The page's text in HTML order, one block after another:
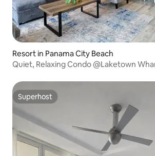
Resort in Panama City Beach
Quiet, Relaxing Condo @Laketown
Superhost
Superhost